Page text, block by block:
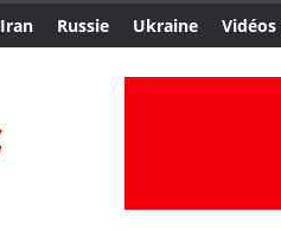
Iran Russie Ukraine Vidéos